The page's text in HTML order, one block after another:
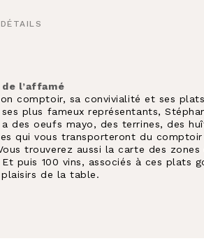
DÉTAILS
l’affamé
comptoir, sa convivialité et ses
ses plus fameux représentants,
des oeufs mayo, des terrines, des
qui vous transporteront du
trouverez aussi la carte des
puis 100 vins, associés à ces plats
de la table.